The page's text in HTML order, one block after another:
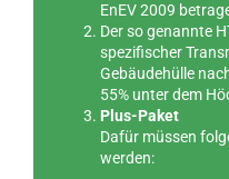
EnEV 2009
Der so genannte
spezifischer
Gebäudehülle
55% unter dem
Plus-Paket
Dafür müssen
werden: